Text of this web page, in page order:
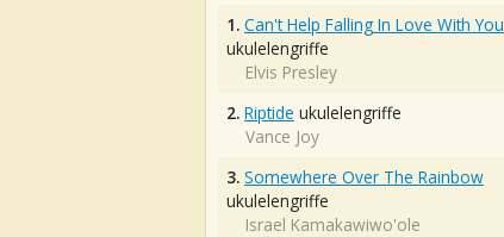
1. Can't Help Falling In Love With You
ukulelengriffe
Elvis Presley
2. Riptide ukulelengriffe
Vance Joy
3. Somewhere Over The Rainbow
ukulelengriffe
Israel Kamakawiwo'ole